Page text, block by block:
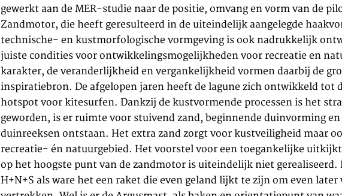
gewerkt aan de MER-studie naar de positie, omvang en vorm van de
Zandmotor, die heeft geresulteerd in de uiteindelijk aangelegde
technische- en kustmorfologische vormgeving is ook nadrukkelijk
juiste condities voor ontwikkelingsmogelijkheden voor recreatie en
karakter, de veranderlijkheid en vergankelijkheid vormen daarbij de
inspiratiebron. De afgelopen jaren heeft de lagune zich ontwikkeld tot
hotspot voor kitesurfen. Dankzij de kustvormende processen is het
geworden, is er ruimte voor stuivend zand, beginnende duinvorming
duinreeksen ontstaan. Het extra zand zorgt voor kustveiligheid maar
recreatie- én natuurgebied. Het voorstel voor een toegankelijke
op het hoogste punt van de zandmotor is uiteindelijk niet gerealiseerd.
H+N+S als ware het een raket die even geland lijkt te zijn om even later